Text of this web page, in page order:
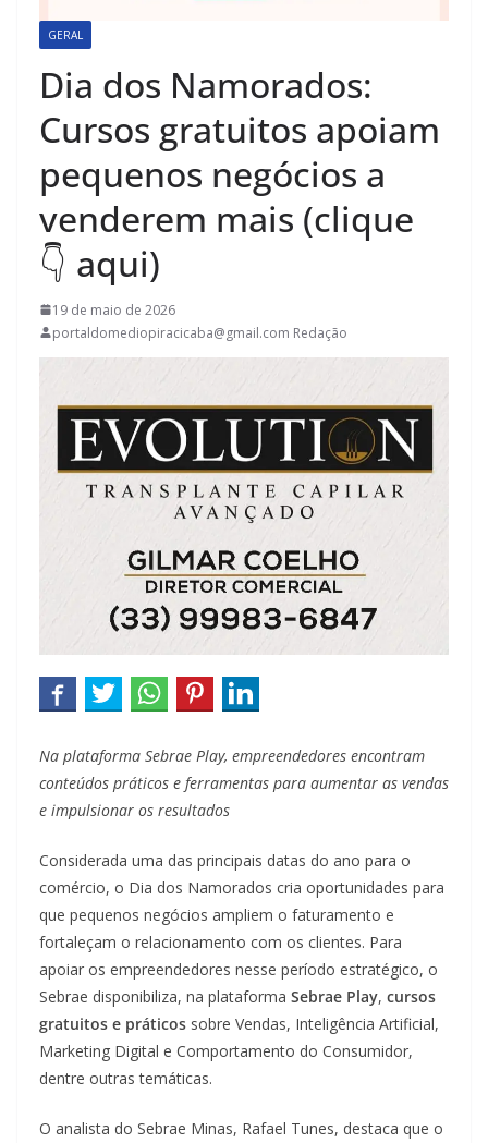
GERAL
Dia dos Namorados:
Cursos gratuitos apoiam
pequenos negócios a
venderem mais (clique
👇 aqui)
19 de maio de 2026
portaldomediopiracicaba@gmail.com Redação
Na plataforma Sebrae Play, empreendedores encontram
conteúdos práticos e ferramentas para aumentar as vendas
e impulsionar os resultados
Considerada uma das principais datas do ano para o
comércio, o Dia dos Namorados cria oportunidades para
que pequenos negócios ampliem o faturamento e
fortaleçam o relacionamento com os clientes. Para
apoiar os empreendedores nesse período estratégico, o
Sebrae disponibiliza, na plataforma Sebrae Play, cursos
gratuitos e práticos sobre Vendas, Inteligência Artificial,
Marketing Digital e Comportamento do Consumidor,
dentre outras temáticas.
O analista do Sebrae Minas, Rafael Tunes, destaca que o